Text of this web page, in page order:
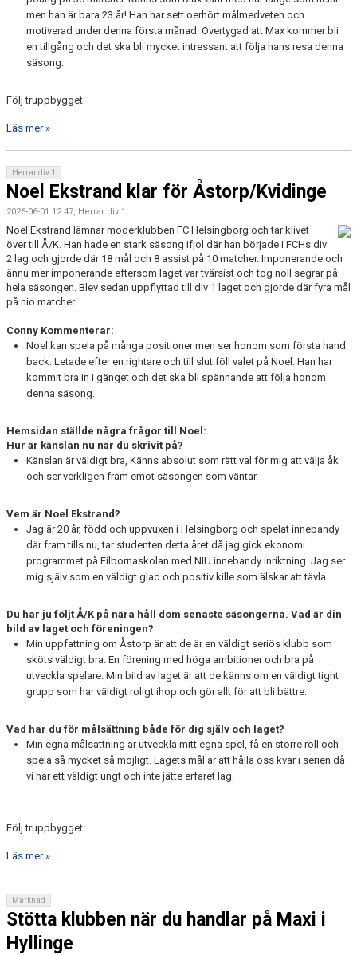
men han är bara 23 år! Han har sett oerhört målmedveten och
motiverad under denna första månad. Övertygad att Max kommer bli
en tillgång och det ska bli mycket intressant att följa hans resa denna
säsong.
Följ truppbygget:
Läs mer »
Herrar div 1
Noel Ekstrand klar för Åstorp/Kvidinge
2026-06-01 12:47, Herrar div 1
Noel Ekstrand lämnar moderklubben FC Helsingborg och tar klivet
över till Å/K. Han hade en stark säsong ifjol där han började i FCHs div
2 lag och gjorde där 18 mål och 8 assist på 10 matcher. Imponerande och
ännu mer imponerande eftersom laget var tvärsist och tog noll segrar på
hela säsongen. Blev sedan uppflyttad till div 1 laget och gjorde där fyra mål
på nio matcher.
Conny Kommenterar:
Noel kan spela på många positioner men ser honom som första hand
back. Letade efter en rightare och till slut föll valet på Noel. Han har
kommit bra in i gänget och det ska bli spännande att följa honom
denna säsong.
Hemsidan ställde några frågor till Noel:
Hur är känslan nu när du skrivit på?
Känslan är väldigt bra, Känns absolut som rätt val för mig att välja åk
och ser verkligen fram emot säsongen som väntar.
Vem är Noel Ekstrand?
Jag är 20 år, född och uppvuxen i Helsingborg och spelat innebandy
där fram tills nu, tar studenten detta året då jag gick ekonomi
programmet på Filbornaskolan med NIU innebandy inriktning. Jag ser
mig själv som en väldigt glad och positiv kille som älskar att tävla.
Du har ju följt Å/K på nära håll dom senaste säsongerna. Vad är din
bild av laget och föreningen?
Min uppfattning om Åstorp är att de är en väldigt seriös klubb som
sköts väldigt bra. En förening med höga ambitioner och bra på
utveckla spelare. Min bild av laget är att de känns om en väldigt tight
grupp som har väldigt roligt ihop och gör allt för att bli bättre.
Vad har du för målsättning både för dig själv och laget?
Min egna målsättning är utveckla mitt egna spel, få en större roll och
spela så mycket så möjligt. Lagets mål är att hålla oss kvar i serien då
vi har ett väldigt ungt och inte jätte erfaret lag.
Följ truppbygget:
Läs mer »
Marknad
Stötta klubben när du handlar på Maxi i
Hyllinge